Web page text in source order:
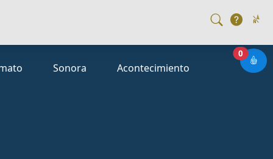
Sonora Acontecimiento
0 Rutas